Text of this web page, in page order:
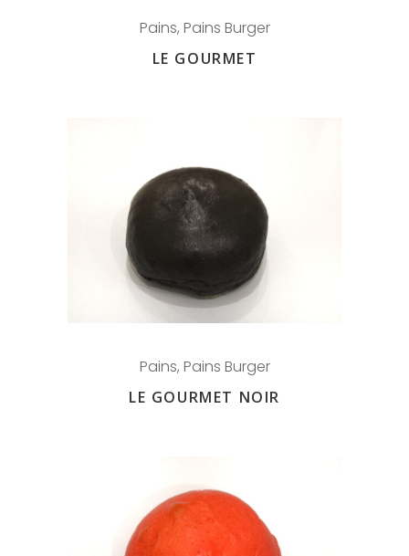
Pains, Pains Burger
LE GOURMET
Pains, Pains Burger
LE GOURMET NOIR